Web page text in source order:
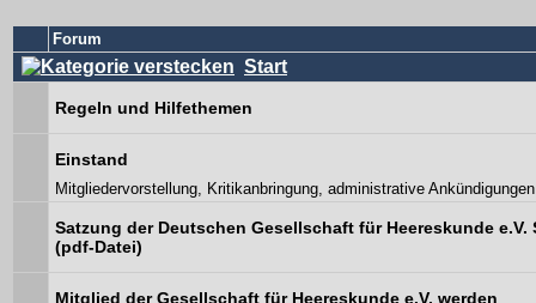
Forum
Start
Regeln und Hilfethemen
Einstand
Mitgliedervorstellung, Kritikanbringung, administrative Ankündigungen
Satzung der Deutschen Gesellschaft für Heereskunde e.V.
(pdf-Datei)
Mitglied der Gesellschaft für Heereskunde e.V. werden